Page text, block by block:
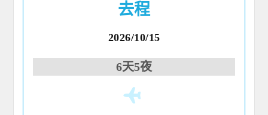
去程
2026/10/15
6天5夜